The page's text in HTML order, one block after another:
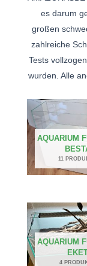
es darum
großen
zahlreiche
Tests
wurden. Alle
AQUARIUM
11
AQUARIUM
4